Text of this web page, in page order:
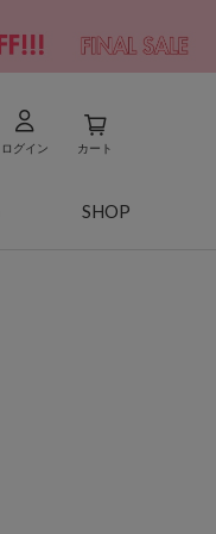
ログイン カート
SHOP